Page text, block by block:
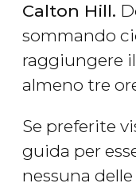
Calton Hill.
sommando
raggiungere
almeno tre
Se preferite
guida per
nessuna